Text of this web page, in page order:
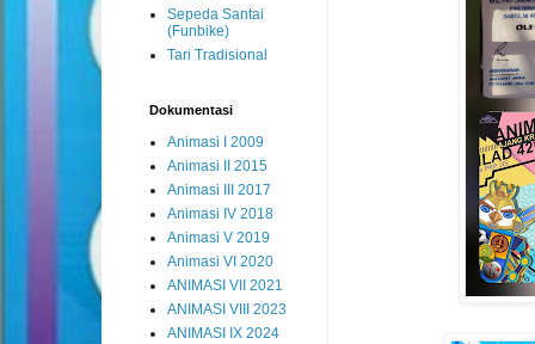
Sepeda Santai
(Funbike)
Tari Tradisional
Dokumentasi
Animasi I 2009
Animasi II 2015
Animasi III 2017
Animasi IV 2018
Animasi V 2019
Animasi VI 2020
ANIMASI VII 2021
ANIMASI VIII 2023
ANIMASI IX 2024